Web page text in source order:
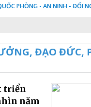
PHÒNG - AN NINH - ĐỐI
ĐẠO ĐỨC,
triển
năm